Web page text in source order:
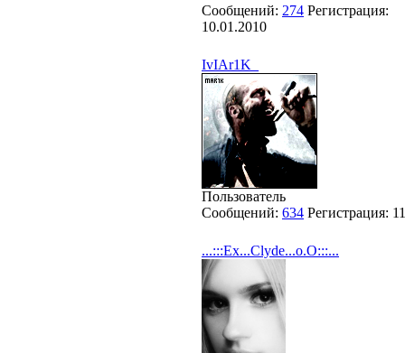
Сообщений: 274 Регистрация:
10.01.2010
IvIAr1K_
Пользователь
Сообщений: 634 Регистрация:
...:::Ex...Clyde...o.O:::...